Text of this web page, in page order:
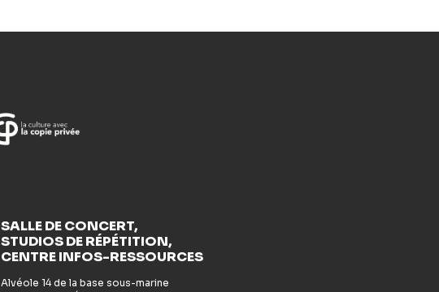
SALLE DE CONCERT,
STUDIOS DE RÉPÉTITION,
CENTRE INFOS-RESSOURCES
Alvéole 14 de la base sous-marine